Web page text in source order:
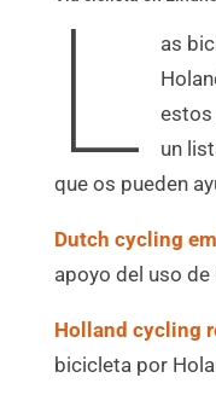
L
as
estos
un
que os pueden
Dutch cycling
apoyo del uso
Holland cycling
bicicleta por